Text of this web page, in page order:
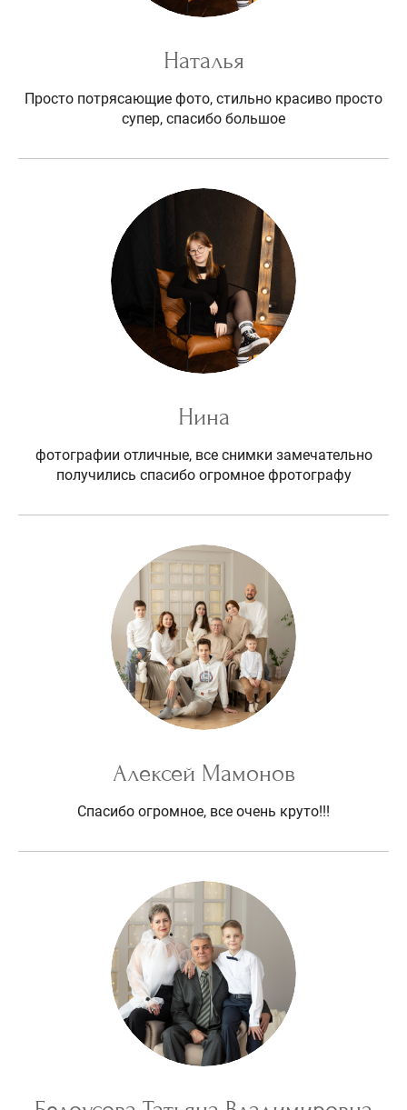
Наталья
Просто потрясающие фото, стильно красиво просто
супер, спасибо большое
Нина
фотографии отличные, все снимки замечательно
получились спасибо огромное фротографу
Алексей Мамонов
Спасибо огромное, все очень круто!!!